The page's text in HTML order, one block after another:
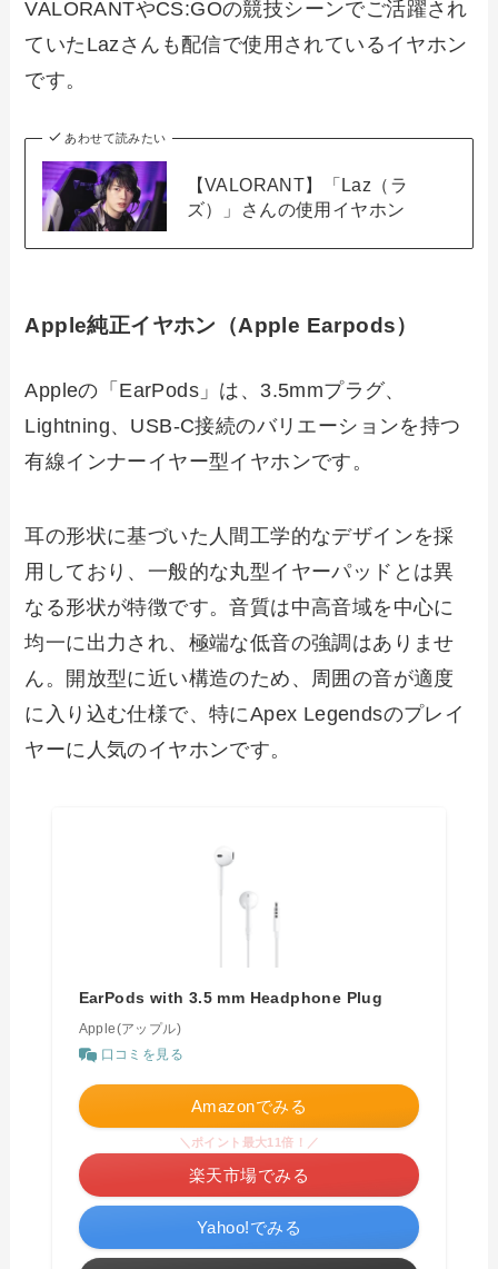
VALORANTやCS:GOの競技シーンでご活躍され
ていたLazさんも配信で使用されているイヤホン
です。
あわせて読みたい
【VALORANT】「Laz（ラ
ズ）」さんの使用イヤホン
Apple純正イヤホン（Apple Earpods）
Appleの「EarPods」は、3.5mmプラグ、
Lightning、USB-C接続のバリエーションを持つ
有線インナーイヤー型イヤホンです。
耳の形状に基づいた人間工学的なデザインを採
用しており、一般的な丸型イヤーパッドとは異
なる形状が特徴です。音質は中高音域を中心に
均一に出力され、極端な低音の強調はありませ
ん。開放型に近い構造のため、周囲の音が適度
に入り込む仕様で、特にApex Legendsのプレイ
ヤーに人気のイヤホンです。
EarPods with 3.5 mm Headphone Plug
Apple(アップル)
口コミを見る
Amazonでみる
＼ポイント最大11倍！／
楽天市場でみる
Yahoo!でみる